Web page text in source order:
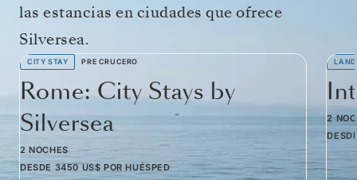
las estancias en ciudades que ofrece
Silversea.
CITY STAY PRE CRUCERO
Rome: City Stays by
Silversea
2 NOCHES
DESDE 3450 US$ POR HUÉSPED
2